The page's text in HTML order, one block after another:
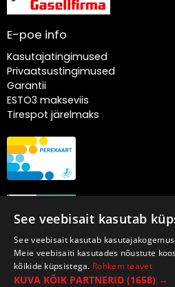
E-poe info
Kasutajatingimused
Privaatsustingimused
Garantii
ESTO3 makseviis
Tirespot järelmaks
See veebisait kasutab
See veebisait kasutab
Meie veebisaiti kasutades nõustute
kõikide küpsistega. Rohkem teavet
KUVA KÕIK PARTNERID (1658) →